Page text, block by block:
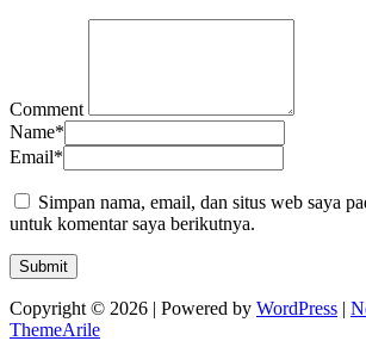
Comment
Name*
Email*
Simpan nama, email, dan situs web saya
untuk komentar saya berikutnya.
Copyright © 2026 | Powered by WordPress |
ThemeArile